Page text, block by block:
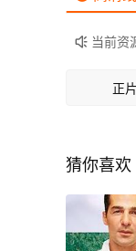
 当前资
正片
猜你喜欢